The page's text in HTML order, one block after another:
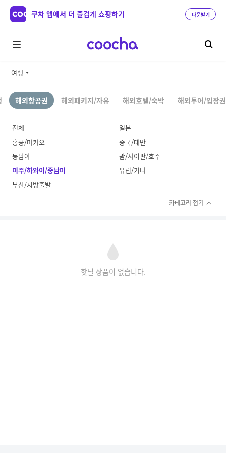
쿠차 앱에서 더 즐겁게 쇼핑하기 다운받기
여행
해외항공권 해외패키지/자유 해외호텔/숙박 해외투어/입장권
전체
일본
홍콩/마카오
중국/대만
동남아
괌/사이판/호주
미주/하와이/중남미
유럽/기타
부산/지방출발
카테고리 접기
핫딜 상품이 없습니다.